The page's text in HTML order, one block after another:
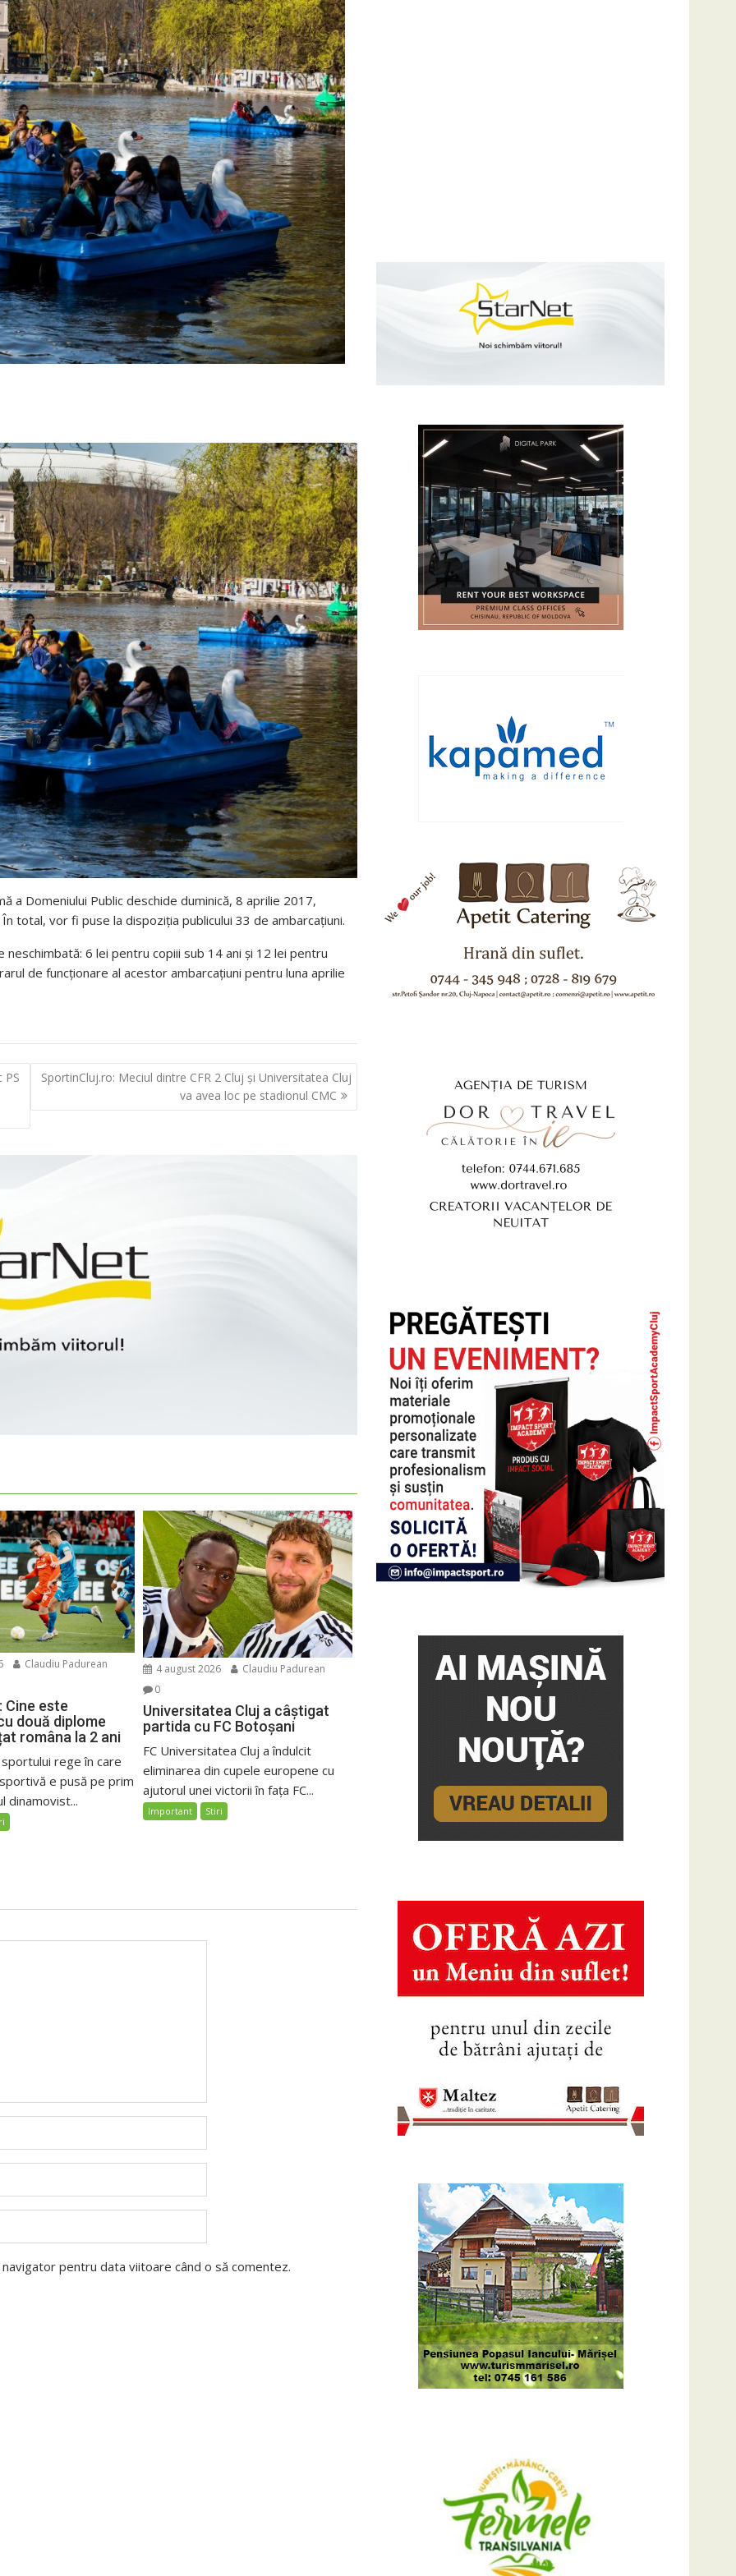
a Domeniului Public deschide duminică, 8 aprilie 2017,
total, vor fi puse la dispoziţia publicului 33 de ambarcaţiuni.
neschimbată: 6 lei pentru copiii sub 14 ani şi 12 lei pentru
de funcţionare al acestor ambarcaţiuni pentru luna aprilie
PS
SportinCluj.ro: Meciul dintre CFR 2 Cluj şi Universitatea Cluj
va avea loc pe stadionul CMC
Claudiu Padurean
Cine este
două diplome
româna la 2 ani
rege în care
e pusă pe prim
dinamovist...
4 august 2026
Claudiu Padurean
0
Universitatea Cluj a câștigat
partida cu FC Botoșani
FC Universitatea Cluj a îndulcit
eliminarea din cupele europene cu
ajutorul unei victorii în fața FC...
Important Stiri
pentru data viitoare când o să comentez.